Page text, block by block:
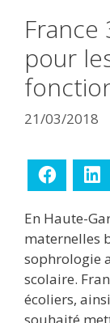
France
pour
21/03/2018
Facebook
En Haute-
maternelles
sophrologie
scolaire.
écoliers,